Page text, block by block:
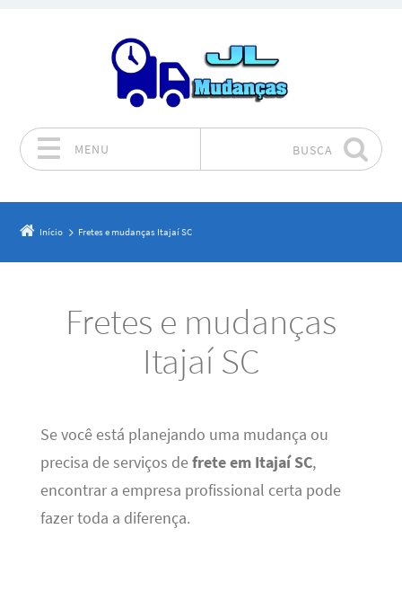
MENU BUSCA
Início Fretes e mudanças Itajaí SC
Fretes e mudanças
Itajaí SC
Se você está planejando uma mudança ou
precisa de serviços defrete em Itajaí SC,
encontrar a empresa profissional certa pode
fazer toda a diferença.